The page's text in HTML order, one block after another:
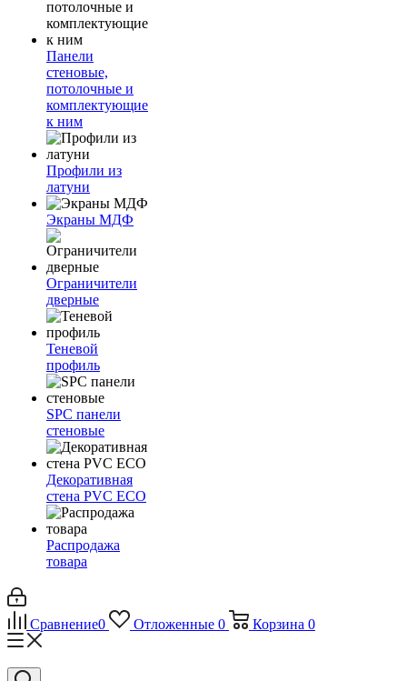
Панели
стеновые,
потолочные и
комплектующие
к ним
Профили из
латуни
Экраны МДФ
Ограничители
дверные
Теневой
профиль
SPC панели
стеновые
Декоративная
стена PVC ECO
Распродажа
товара
Сравнение0 Отложенные 0 Корзина 0